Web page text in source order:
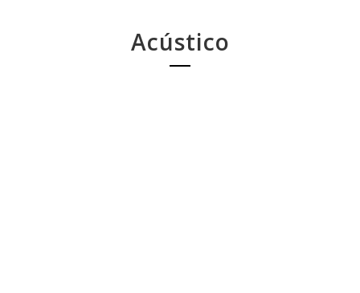
Acústico